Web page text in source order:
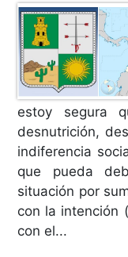
estoy segura
desnutrición,
indiferencia
que pueda
situación por
con la intención
con el...